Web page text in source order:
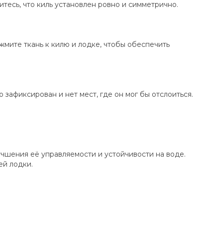
что киль установлен ровно и симметрично.
ткань к килю и лодке, чтобы обеспечить
и нет мест, где он мог бы отслоиться.
её управляемости и устойчивости на воде.
лодки.